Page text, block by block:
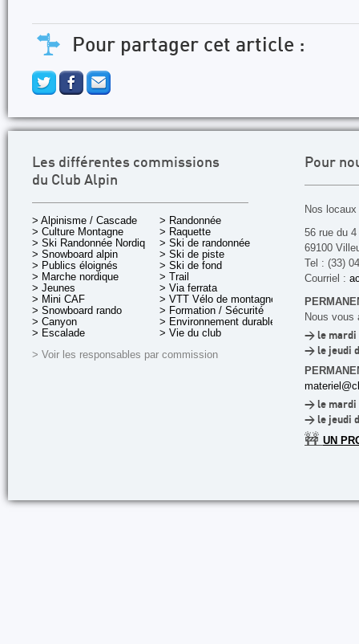
Pour partager cet article :
Les différentes commissions
du Club Alpin
> Alpinisme / Cascade
> Culture Montagne
> Ski Randonnée Nordique
> Snowboard alpin
> Publics éloignés
> Marche nordique
> Jeunes
> Mini CAF
> Snowboard rando
> Canyon
> Escalade
> Randonnée
> Raquette
> Ski de randonnée
> Ski de piste
> Ski de fond
> Trail
> Via ferrata
> VTT Vélo de montagne
> Formation / Sécurité
> Environnement durable
> Vie du club
> Voir les responsables par commission
Pour
Nos
56 rue du
69100
Tel : (33)
Courriel :
Nous vous
> le mardi
> le jeudi
> le mardi
> le jeudi
🚧 UN